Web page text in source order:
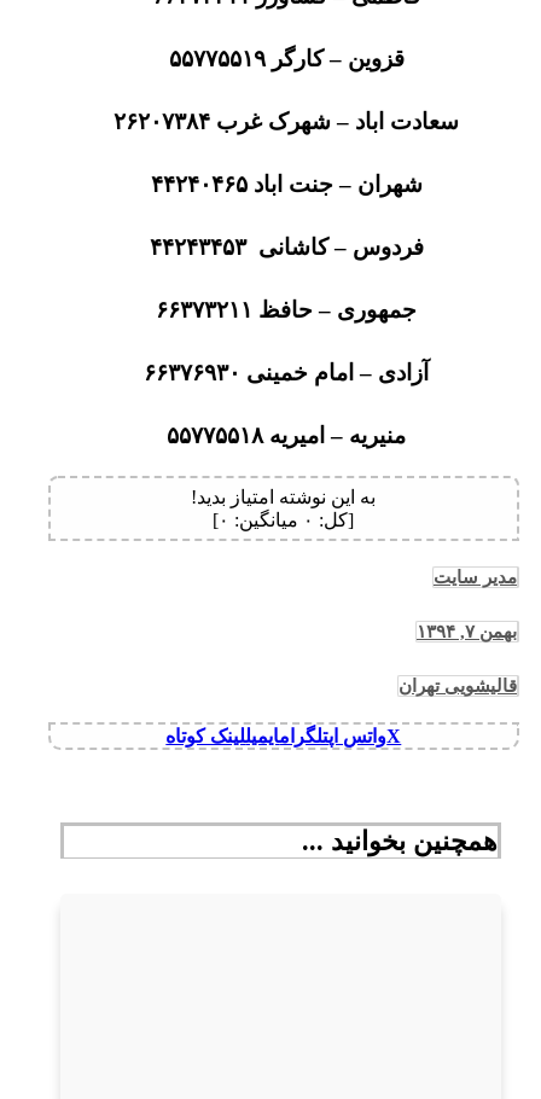
قزوین – کارگر ۵۵۷۷۵۵۱۹
سعادت اباد – شهرک غرب ۲۶۲۰۷۳۸۴
شهران – جنت اباد ۴۴۲۴۰۴۶۵
فردوس – کاشانی ۴۴۲۴۳۴۵۳
جمهوری – حافظ ۶۶۳۷۳۲۱۱
آزادی – امام خمینی ۶۶۳۷۶۹۳۰
منیریه – امیریه ۵۵۷۷۵۵۱۸
به این نوشته امتیاز بدید!
[کل: ۰ میانگین: ۰]
مدیر سایت
بهمن ۷, ۱۳۹۴
قالیشویی تهران
Xواتس اپتلگرامایمیللینک کوتاه
همچنین بخوانید ...